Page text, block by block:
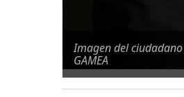
Imagen del
GAMEA